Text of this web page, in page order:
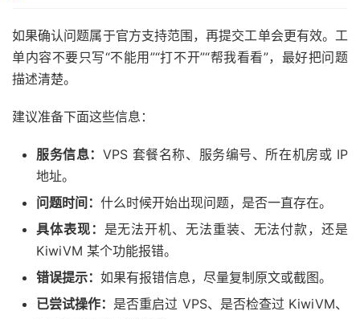
如果确认问题属于官方支持范围，再提交工单会更有效。工
单内容不要只写“不能用”“打不开”“帮我看看”，最好把问题
描述清楚。
建议准备下面这些信息：
服务信息： VPS 套餐名称、服务编号、所在机房或 IP
地址。
问题时间： 什么时候开始出现问题，是否一直存在。
具体表现： 是无法开机、无法重装、无法付款，还是
KiwiVM 某个功能报错。
错误提示： 如果有报错信息，尽量复制原文或截图。
已尝试操作： 是否重启过 VPS、是否检查过 KiwiVM、